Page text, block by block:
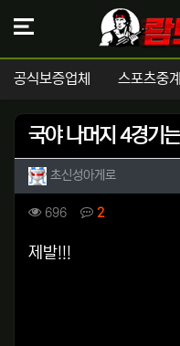
공식보증업체 스포츠중계
국야 나머지 4경기
작성자 정보
초신성아게로
컨텐츠 정보
696조회 2댓글
본문
제발!!!